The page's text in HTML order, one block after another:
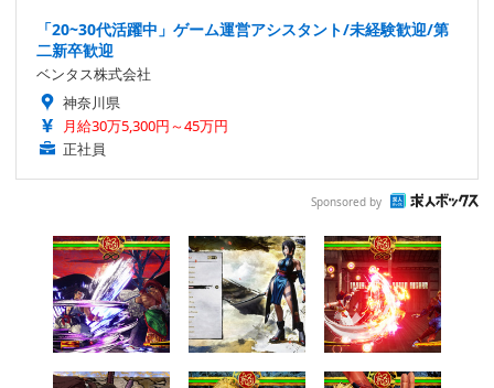
「20~30代活躍中」ゲーム運営アシスタント/未経験歓迎/第
二新卒歓迎
ベンタス株式会社
神奈川県
月給30万5,300円～45万円
正社員
Sponsored by